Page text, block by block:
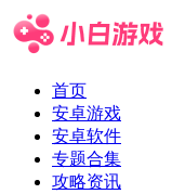
首页
安卓游戏
安卓软件
专题合集
攻略资讯